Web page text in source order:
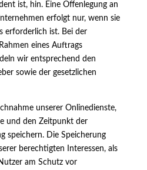
ist, hin. Eine Offenlegung an
erfolgt nur, wenn sie
erforderlich ist. Bei der
eines Auftrags
wir entsprechend den
sowie der gesetzlichen
unserer Onlinedienste,
und den Zeitpunkt der
speichern. Die Speicherung
berechtigten Interessen, als
am Schutz vor